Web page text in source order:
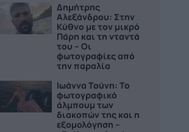
Δημήτρης
Αλεξάνδρου: Στην
Κύθνο με τον μικρό
Πάρη και τη νταντά
του – Οι
φωτογραφίες από
την παραλία
Ιωάννα Τούνη: Το
φωτογραφικό
άλμπουμ των
διακοπών της και η
εξομολόγηση –